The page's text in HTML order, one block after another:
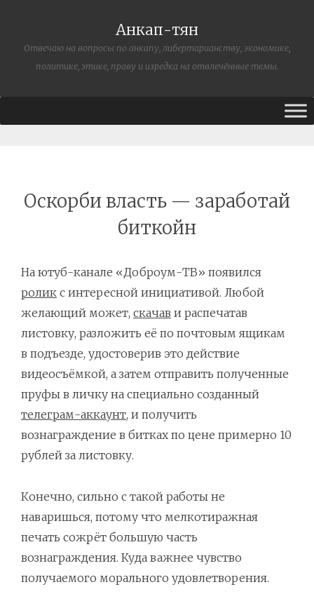
Анкап-тян
Отвечаю на вопросы по анкапу, либертарианству, экономике,
политике, этике, праву и изредка на отвлечённые темы.
Оскорби власть — заработай
биткойн
На ютуб-канале «Доброум-ТВ» появился
ролик с интересной инициативой. Любой
желающий может, скачав и распечатав
листовку, разложить её по почтовым ящикам
в подъезде, удостоверив это действие
видеосъёмкой, а затем отправить полученные
пруфы в личку на специально созданный
телеграм-аккаунт, и получить
вознаграждение в битках по цене примерно 10
рублей за листовку.
Конечно, сильно с такой работы не
наваришься, потому что мелкотиражная
печать сожрёт большую часть
вознаграждения. Куда важнее чувство
получаемого морального удовлетворения.